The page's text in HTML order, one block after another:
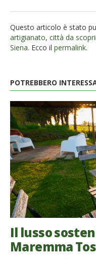
Questo articolo è stato
artigianato, città da
Siena. Ecco il permalink.
POTREBBERO
Il lusso
Maremma